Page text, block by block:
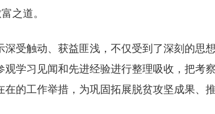
之道。
受触动、获益匪浅，不仅受到了深刻的思
学习见闻和先进经验进行整理吸收，把考
的工作举措，为巩固拓展脱贫攻坚成果、